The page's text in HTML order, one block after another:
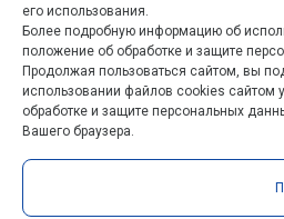
34, Moskovskoye
Samara, 443086,
ssau.ru
его использования.
Более подробную информацию об
положение об обработке и защите
Продолжая пользоваться сайтом, вы
использовании файлов cookies сайтом
обработке и защите персональных
Вашего браузера.